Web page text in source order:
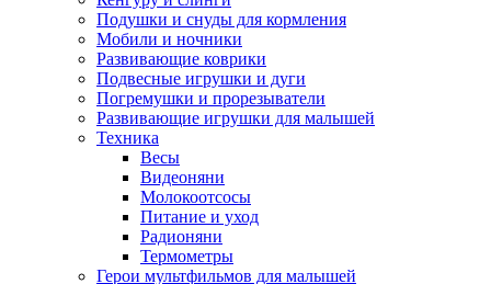
Подушки и снуды для кормления
Мобили и ночники
Развивающие коврики
Подвесные игрушки и дуги
Погремушки и прорезыватели
Развивающие игрушки для малышей
Техника
Весы
Видеоняни
Молокоотсосы
Питание и уход
Радионяни
Термометры
Герои мультфильмов для малышей